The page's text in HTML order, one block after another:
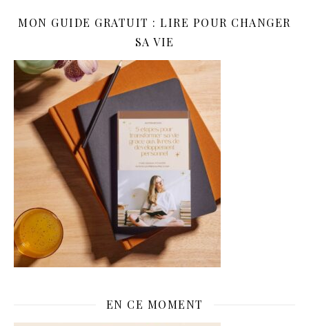
MON GUIDE GRATUIT : LIRE POUR CHANGER
SA VIE
EN CE MOMENT